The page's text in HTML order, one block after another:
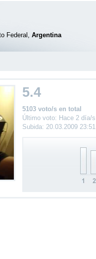
Federal, Argentina
5.4
5103 voto/s en total
Último voto: Hace 2 día/s
Subida: 20.03.2009